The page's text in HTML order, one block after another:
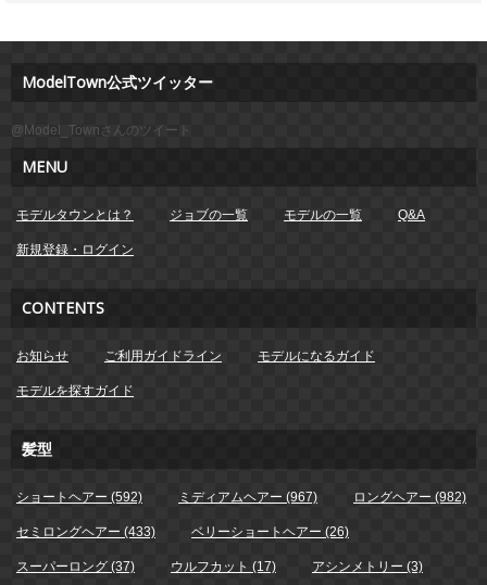
ModelTown公式ツイッター
@Model_Townさんのツイート
MENU
モデルタウンとは？ ジョブの一覧 モデルの一覧 Q&A
新規登録・ログイン
CONTENTS
お知らせ ご利用ガイドライン モデルになるガイド
モデルを探すガイド
髪型
ショートヘアー (592) ミディアムヘアー (967) ロングヘアー (982)
セミロングヘアー (433) ベリーショートヘアー (26)
スーパーロング (37) ウルフカット (17) アシンメトリー (3)